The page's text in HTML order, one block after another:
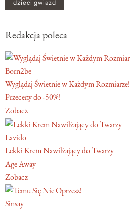
dzieci gwiazd
Redakcja poleca
Born2be
Wyglądaj Świetnie w Każdym Rozmiarze!
Przeceny do -50%!
Zobacz
Lavido
Lekki Krem Nawilżający do Twarzy
Age Away
Zobacz
Sinsay